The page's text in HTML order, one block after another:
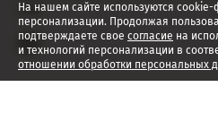
На нашем сайте используются
персонализации. Продолжая
подтверждаете свое согласие на
и технологий персонализации в
отношении обработки персональных
2026